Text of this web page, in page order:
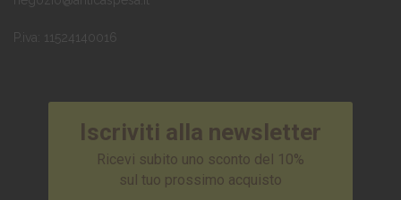
P.iva: 11524140016
Iscriviti alla newsletter
Ricevi subito uno sconto del 10%
sul tuo prossimo acquisto